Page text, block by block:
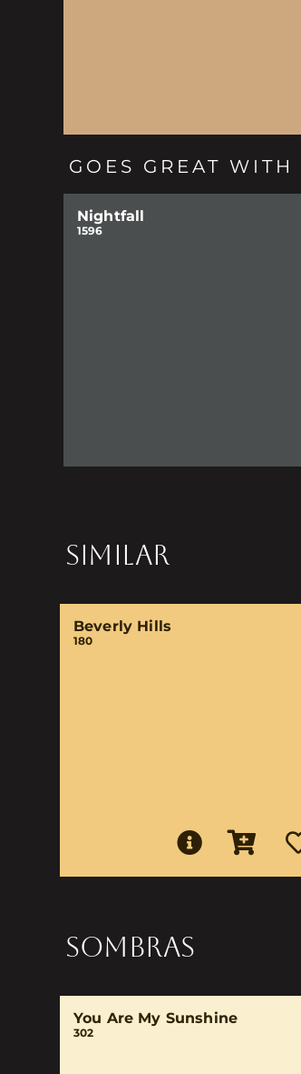
GOES GREAT WITH
Nightfall
1596
SIMILAR
Beverly Hills
180
SOMBRAS
You Are My Sunshine
302